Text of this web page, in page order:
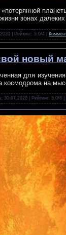
зонах
| Рейтинг: 5.0/4 |
новый
для
на
30.07.2020 | Рейтинг: 5.0/8 |